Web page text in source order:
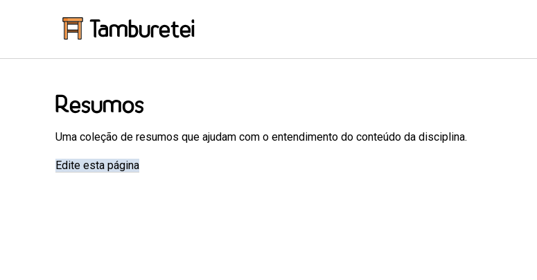
Tamburetei
Resumos
Uma coleção de resumos que ajudam com o entendimento do conteúdo da disciplina.
Edite esta página